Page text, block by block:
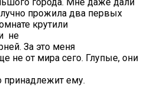
города. Мне даже дали
прожила два первых
крутили
не
За это меня
не от мира сего. Глупые, они
принадлежит ему.